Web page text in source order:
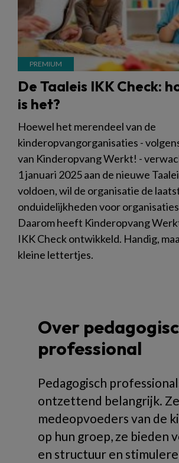
De Taaleis IKK Check:
is het?
Hoewel het merendeel van de
kinderopvangorganisaties -
van Kinderopvang Werkt! -
1 januari 2025 aan de nieuwe
voldoen, wil de organisatie de
onduidelijkheden voor
Daarom heeft Kinderopvang
IKK Check ontwikkeld. Handig,
kleine lettertjes.
Over
professional
Pedagogisch
ontzettend belangrijk.
medeopvoeders van de
op hun groep, ze bieden
en structuur en